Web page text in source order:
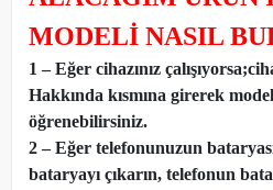
MODELİ NASIL
1 – Eğer cihazınız
Hakkında kısmına girerek
öğrenebilirsiniz.
2 – Eğer telefonunuzun
bataryayı çıkarın, telefonun